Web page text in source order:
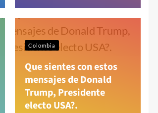
Colombia
Que sientes con estos
mensajes de Donald
Trump, Presidente
electo USA?.